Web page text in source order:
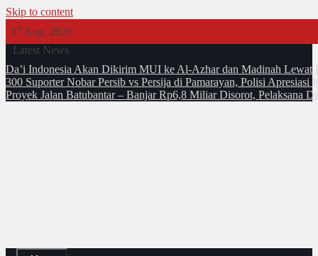
Skip to content
07 Aug, 2026
Latest News
Da’i Indonesia Akan Dikirim MUI ke Al-Azhar dan Madinah Lewat
300 Suporter Nobar Persib vs Persija di Pamarayan, Polisi
Proyek Jalan Batubantar – Banjar Rp6,8 Miliar Disorot, Pelaksana